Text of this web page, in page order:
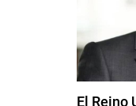
El Reino